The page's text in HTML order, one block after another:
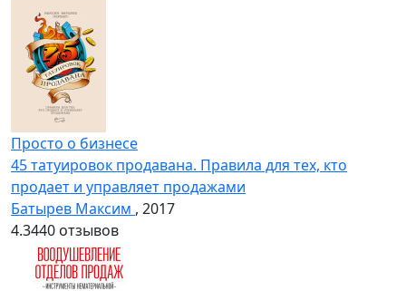
Просто о бизнесе
45 татуировок продавана. Правила для тех, кто
продает и управляет продажами
Батырев Максим , 2017
4.3440 отзывов